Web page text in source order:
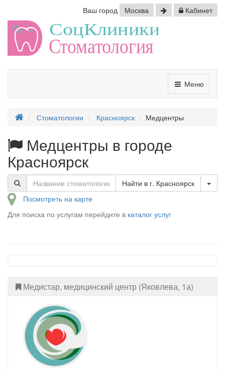
Ваш город Москва Кабинет
Меню
Стоматологии Красноярск Медцентры
Медцентры в городе
Красноярск
Найти в г. Красноярск
Посмотреть на карте
Для поиска по услугам перейдите в каталог услуг
Медистар, медицинский центр (Яковлева, 1а)